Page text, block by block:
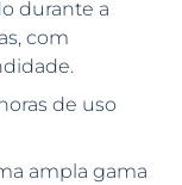
durante a
com
de uso
ampla gama